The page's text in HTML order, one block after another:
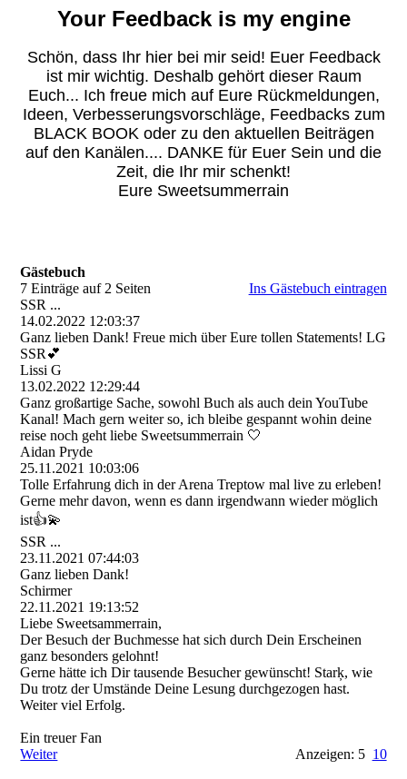
Your Feedback is my engine
Schön, dass Ihr hier bei mir seid! Euer Feedback
ist mir wichtig. Deshalb gehört dieser Raum
Euch... Ich freue mich auf Eure Rückmeldungen,
Ideen, Verbesserungsvorschläge, Feedbacks zum
BLACK BOOK oder zu den aktuellen Beiträgen
auf den Kanälen.... DANKE für Euer Sein und die
Zeit, die Ihr mir schenkt!
Eure Sweetsummerrain
Gästebuch
7 Einträge auf 2 Seiten
Ins Gästebuch eintragen
SSR ...
14.02.2022 12:03:37
Ganz lieben Dank! Freue mich über Eure tollen Statements! LG
SSR💕
Lissi G
13.02.2022 12:29:44
Ganz großartige Sache, sowohl Buch als auch dein YouTube
Kanal! Mach gern weiter so, ich bleibe gespannt wohin deine
reise noch geht liebe Sweetsummerrain 🤍
Aidan Pryde
25.11.2021 10:03:06
Tolle Erfahrung dich in der Arena Treptow mal live zu erleben!
Gerne mehr davon, wenn es dann irgendwann wieder möglich
ist👍💫
SSR ...
23.11.2021 07:44:03
Ganz lieben Dank!
Schirmer
22.11.2021 19:13:52
Liebe Sweetsammerrain,
Der Besuch der Buchmesse hat sich durch Dein Erscheinen
ganz besonders gelohnt!
Gerne hätte ich Dir tausende Besucher gewünscht! Starķ, wie
Du trotz der Umstände Deine Lesung durchgezogen hast.
Weiter viel Erfolg.
Ein treuer Fan
Weiter
Anzeigen: 5 10